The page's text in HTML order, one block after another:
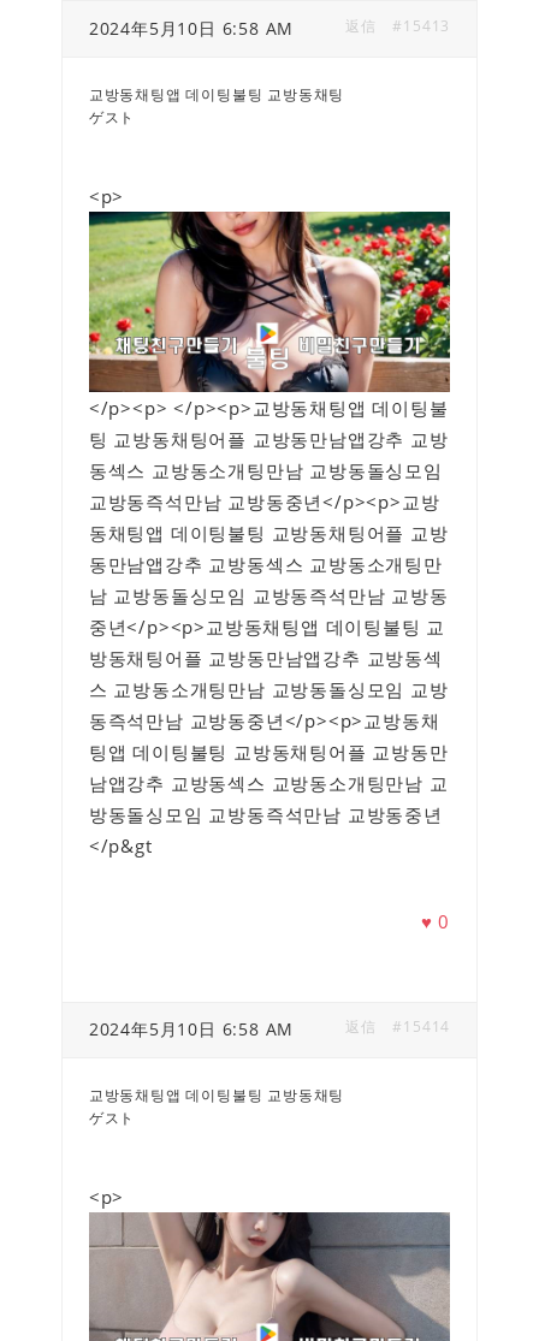
2024年5月10日 6:58 AM #15413
返信
교방동채팅앱 데이팅불팅 교방동채팅
ゲスト
<p>
</p><p> </p><p>교방동채팅앱 데이팅불
팅 교방동채팅어플 교방동만남앱강추 교방
동섹스 교방동소개팅만남 교방동돌싱모임
교방동즉석만남 교방동중년</p><p>교방
동채팅앱 데이팅불팅 교방동채팅어플 교방
동만남앱강추 교방동섹스 교방동소개팅만
남 교방동돌싱모임 교방동즉석만남 교방동
중년</p><p>교방동채팅앱 데이팅불팅 교
방동채팅어플 교방동만남앱강추 교방동섹
스 교방동소개팅만남 교방동돌싱모임 교방
동즉석만남 교방동중년</p><p>교방동채
팅앱 데이팅불팅 교방동채팅어플 교방동만
남앱강추 교방동섹스 교방동소개팅만남 교
방동돌싱모임 교방동즉석만남 교방동중년
</p&gt
♥0
2024年5月10日 6:58 AM #15414
返信
교방동채팅앱 데이팅불팅 교방동채팅
ゲスト
<p>